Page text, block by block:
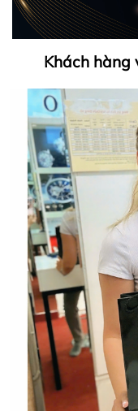
Khách